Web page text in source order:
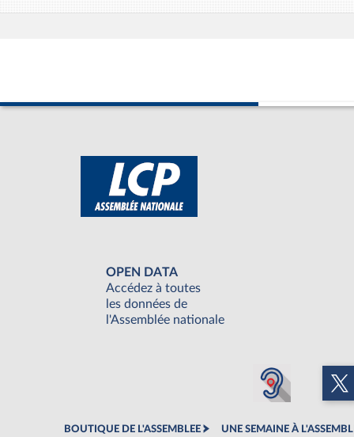
OPEN DATA
Accédez à toutes
les données de
l'Assemblée nationale
BOUTIQUE DE L'ASSEMBLEE UNE SEMAINE À